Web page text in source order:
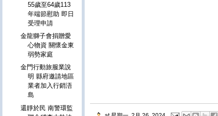
55歲至64歲113
年端節慰助 即日
受理申請
金龍獅子會捐贈愛
心物資 關懷金東
弱勢家庭
金門行動旅服業說
明 縣府邀請地區
業者加入行銷浯
島
還靜於民 南警環監